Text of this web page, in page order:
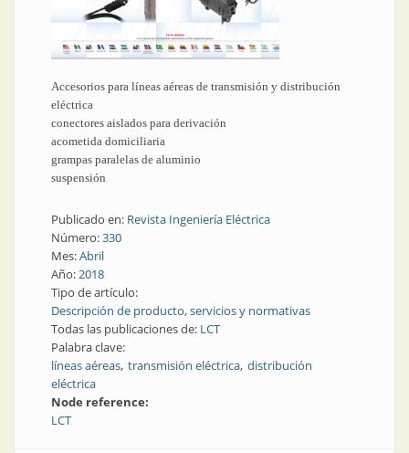
Accesorios para líneas aéreas de transmisión y distribución
eléctrica
conectores aislados para derivación
acometida domiciliaria
grampas paralelas de aluminio
suspensión
Publicado en: Revista Ingeniería Eléctrica
Número:330
Mes:Abril
Año:2018
Tipo de artículo:
Descripción de producto, servicios y normativas
Todas las publicaciones de: LCT
Palabra clave:
líneas aéreas transmisión eléctrica distribución
eléctrica
Node reference:
LCT